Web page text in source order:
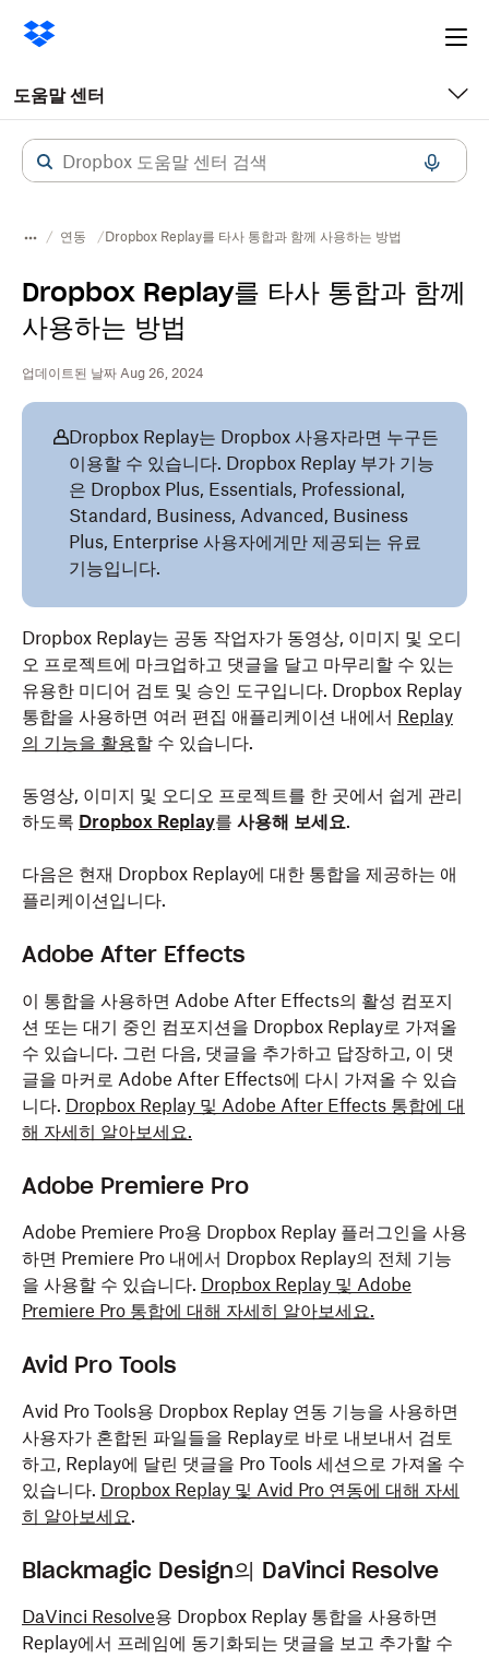
도움말 센터
연동 Dropbox Replay를 타사 통합과 함께 사용하는 방법
Dropbox Replay를 타사 통합과 함께
사용하는 방법
업데이트된 날짜 Aug 26, 2024
Dropbox Replay는 Dropbox 사용자라면 누구든
이용할 수 있습니다. Dropbox Replay 부가 기능
은 Dropbox Plus, Essentials, Professional,
Standard, Business, Advanced, Business
Plus, Enterprise 사용자에게만 제공되는 유료
기능입니다.
Dropbox Replay는 공동 작업자가 동영상, 이미지 및 오디
오 프로젝트에 마크업하고 댓글을 달고 마무리할 수 있는
유용한 미디어 검토 및 승인 도구입니다. Dropbox Replay
통합을 사용하면 여러 편집 애플리케이션 내에서 Replay
의 기능을 활용할 수 있습니다.
동영상, 이미지 및 오디오 프로젝트를 한 곳에서 쉽게 관리
하도록 Dropbox Replay를 사용해 보세요.
다음은 현재 Dropbox Replay에 대한 통합을 제공하는 애
플리케이션입니다.
Adobe After Effects
이 통합을 사용하면 Adobe After Effects의 활성 컴포지
션 또는 대기 중인 컴포지션을 Dropbox Replay로 가져올
수 있습니다. 그런 다음, 댓글을 추가하고 답장하고, 이 댓
글을 마커로 Adobe After Effects에 다시 가져올 수 있습
니다. Dropbox Replay 및 Adobe After Effects 통합에 대
해 자세히 알아보세요.
Adobe Premiere Pro
Adobe Premiere Pro용 Dropbox Replay 플러그인을 사용
하면 Premiere Pro 내에서 Dropbox Replay의 전체 기능
을 사용할 수 있습니다. Dropbox Replay 및 Adobe
Premiere Pro 통합에 대해 자세히 알아보세요.
Avid Pro Tools
Avid Pro Tools용 Dropbox Replay 연동 기능을 사용하면
사용자가 혼합된 파일들을 Replay로 바로 내보내서 검토
하고, Replay에 달린 댓글을 Pro Tools 세션으로 가져올 수
있습니다. Dropbox Replay 및 Avid Pro 연동에 대해 자세
히 알아보세요.
Blackmagic Design의 DaVinci Resolve
DaVinci Resolve용 Dropbox Replay 통합을 사용하면
Replay에서 프레임에 동기화되는 댓글을 보고 추가할 수